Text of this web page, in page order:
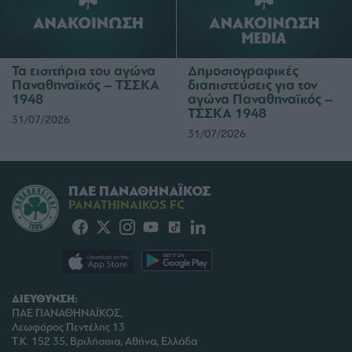
Τα εισιτήρια του αγώνα
Παναθηναϊκός – ΤΣΣΚΑ
1948
31/07/2026
Δημοσιογραφικές
διαπιστεύσεις για τον
αγώνα Παναθηναϊκός –
ΤΣΣΚΑ 1948
31/07/2026
ΔΙΕΥΘΥΝΣΗ:
ΠΑΕ ΠΑΝΑΘΗΝΑΪΚΟΣ,
Λεωφόρος Πεντέλης 13
Τ.Κ. 152 35, Βριλήσσια, Αθήνα, Ελλάδα
ΠΑΕ ΠΑΝΑΘΗΝΑΪΚΟΣ
PANATHINAIKOS FC